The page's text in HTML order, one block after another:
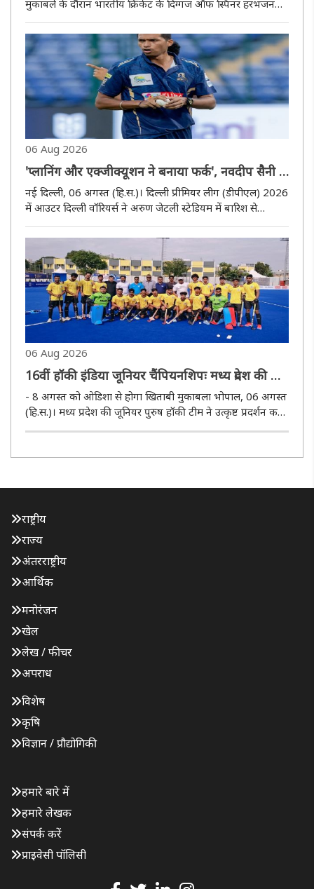
मुकाबले के दौरान भारतीय क्रिकेट के दिग्गज ऑफ स्पिनर हरभजन
(डीडीसीए) के अध्यक्ष रोहन जेटली ने उन्हें स्मृति-चिह्न भेंट कर भारत..
06 Aug 2026
'प्लानिंग और एक्जीक्यूशन ने बनाया फर्क', नवदीप सैनी ने
जीत का खोला राज
नई दिल्ली, 06 अगस्त (हि.स.)। दिल्ली प्रीमियर लीग (डीपीएल) 2026
में आउटर दिल्ली वॉरियर्स ने अरुण जेटली स्टेडियम में बारिश से
से हराकर शानदार जीत दर्ज की। मैच के बाद तेज गेंदबाज नवदीप ..
06 Aug 2026
16वीं हॉकी इंडिया जूनियर चैंपियनशिपः मध्य प्रदेश की टीम
सेमीफाइनल में झारखंड को 2-0 से हराकर फाइनल में
- 8 अगस्त को ओडिशा से होगा खिताबी मुकाबला भोपाल, 06 अगस्त
(हि.स.)। मध्य प्रदेश की जूनियर पुरुष हॉकी टीम ने उत्कृष्ट प्रदर्शन करते
राष्ट्रीय
राज्य
अंतरराष्ट्रीय
आर्थिक
मनोरंजन
खेल
लेख / फीचर
अपराध
विशेष
कृषि
विज्ञान / प्रौद्योगिकी
हमारे बारे में
हमारे लेखक
संपर्क करें
प्राइवेसी पॉलिसी